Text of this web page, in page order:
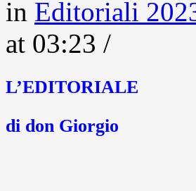
in Editoriali
at 03:23 /
L’EDITORIALE
di don Giorgio